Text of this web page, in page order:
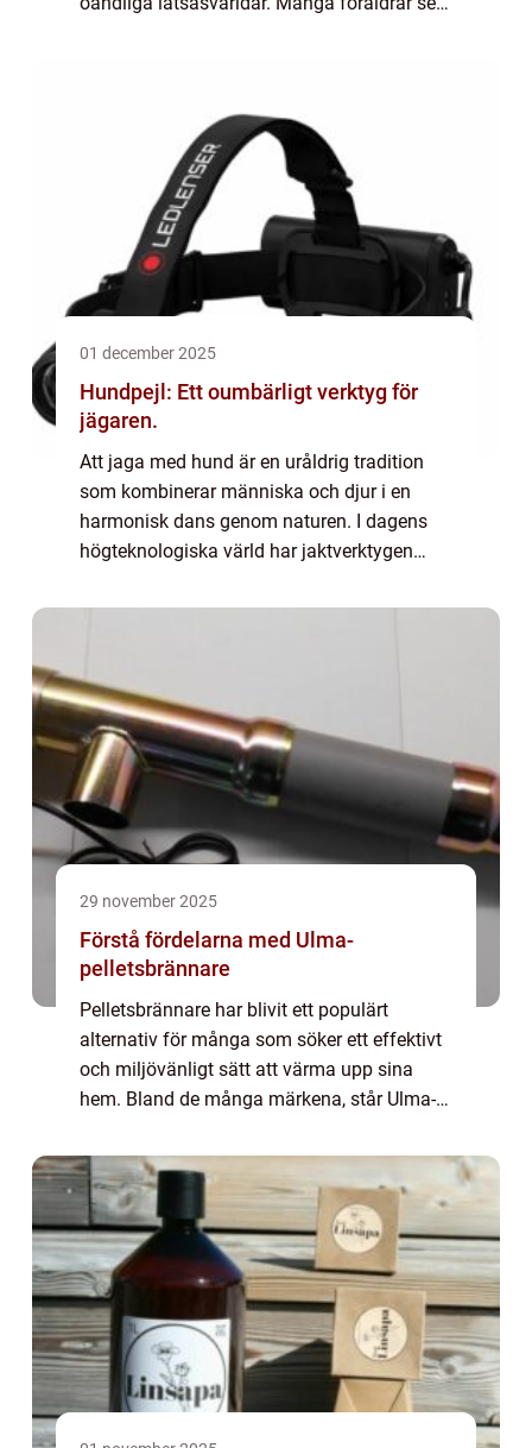
01 december 2025
Hundpejl: Ett oumbärligt verktyg för
jägaren.
Att jaga med hund är en uråldrig tradition
som kombinerar människa och djur i en
harmonisk dans genom naturen. I dagens
högteknologiska värld har jaktverktygen
hundpejl &aum...
29 november 2025
Förstå fördelarna med Ulma-
pelletsbrännare
Pelletsbrännare har blivit ett populärt
alternativ för många som söker ett effektivt
och miljövänligt sätt att värma upp sina
hem. Bland de många märkena, står Ulma-